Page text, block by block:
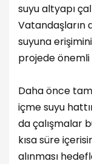
suyu altyapı
Vatandaşların
suyuna
projede önemli
Daha önce
içme suyu
da çalışmalar
kısa süre
alınması